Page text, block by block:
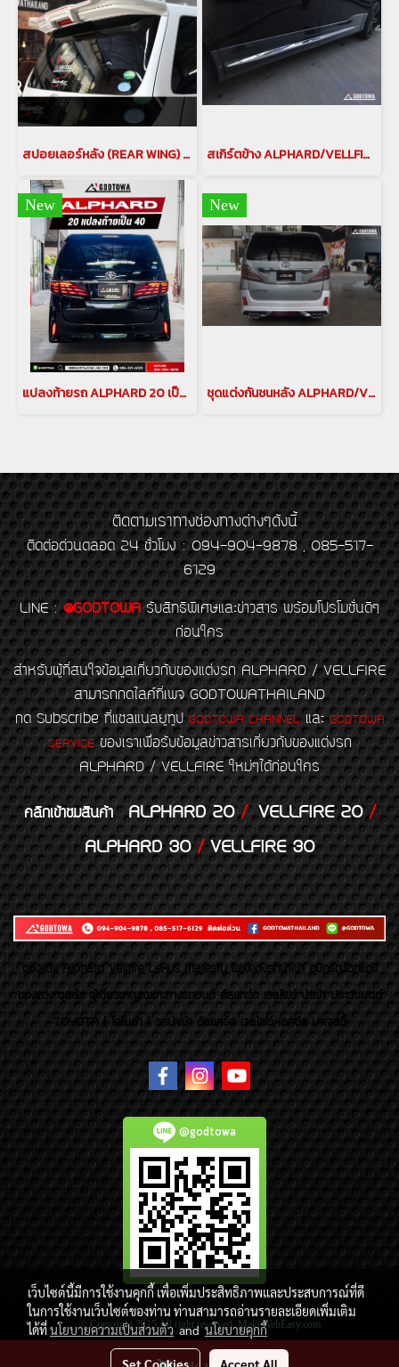
สปอยเลอร์หลัง (REAR WING) BLACK PEARL COMPLETE สำหรับรถยนต์อัลพาร์ด เวลไฟร์ 20 ( ALPHARD/VELLFIRE) สเกิร์ตข้าง ALPHARD/VELLFIRE 20
New
แปลงท้ายรถ ALPHARD 20 เป็น ALPHARD 30 แปลงท้าย เวลไฟร์20 เป็น อัลพาร์ด30 ชุดแต่งแปลงท้าย เวลไฟร์ VELLFIRE(copy)
New
ชุดแต่งกันชนหลัง ALPHARD/VELLFIRE 20 แปลงหลังอัลพาร์ด เวลไฟร์ 20 กันชนหลัง สเกิร์ตหลังอัลพาร์ด เวลไฟร์ 20 กันชนอัลพาร์ด เวลไฟร์ กันชนAlphard
ติดตามเราทางช่องทางต่างๆดังนี้
ติดต่อด่วนตลอด 24 ชั่วโมง : 094-904-9878 , 085-517-
6129
LINE : @GODTOWA รับสิทธิพิเศษและข่าวสาร พร้อมโปรโมชั่นดีๆ
ก่อนใคร
สำหรับผู้ที่สนใจข้อมูลเกี่ยวกับของแต่งรถ ALPHARD / VELLFIRE
สามารถกดไลค์ที่เพจ GODTOWATHAILAND
กด Subscribe ที่แชลแนลยูทูป GODTOWA CHANNELและGODTOWA
SERVICEของเราเพื่อรับข้อมูลข่าวสารเกี่ยวกับของแต่งรถ
ALPHARD / VELLFIRE ใหม่ๆได้ก่อนใคร
คลิกเข้าชมสินค้า ALPHARD 20/VELLFIRE 20/
ALPHARD 30/VELLFIRE 30
ของเเต่ง Alphard Vellfire Lexus Majesty ของเเต่งรถนำเข้า อุปกรณ์ตกแต่ง
ของแต่ง ชุดล้อ ผู้เชี่ยวชาญเฉพาะทางรถยนต์ อัลพาร์ด เวลไฟร์ นำเข้า ประดับยนต์
TOYOTA ( โตโยต้า ) รถนำเข้า อัลพาร์ด เวลไฟร์ เลกซัส มาเจสตี้
@godtowa
© Copyright 2015 All right reserved. MakeWebEasy.com
Today's visitor 1,876
เว็บไซต์นี้มีการใช้งานคุกกี้ เพื่อเพิ่มประสิทธิภาพและประสบการณ์ที่ดี
ในการใช้งานเว็บไซต์ของท่าน ท่านสามารถอ่านรายละเอียดเพิ่มเติม
ได้ที่นโยบายความเป็นส่วนตัวandนโยบายคุกกี้
Set Cookies Accept All